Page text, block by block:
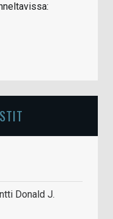
Donald J.